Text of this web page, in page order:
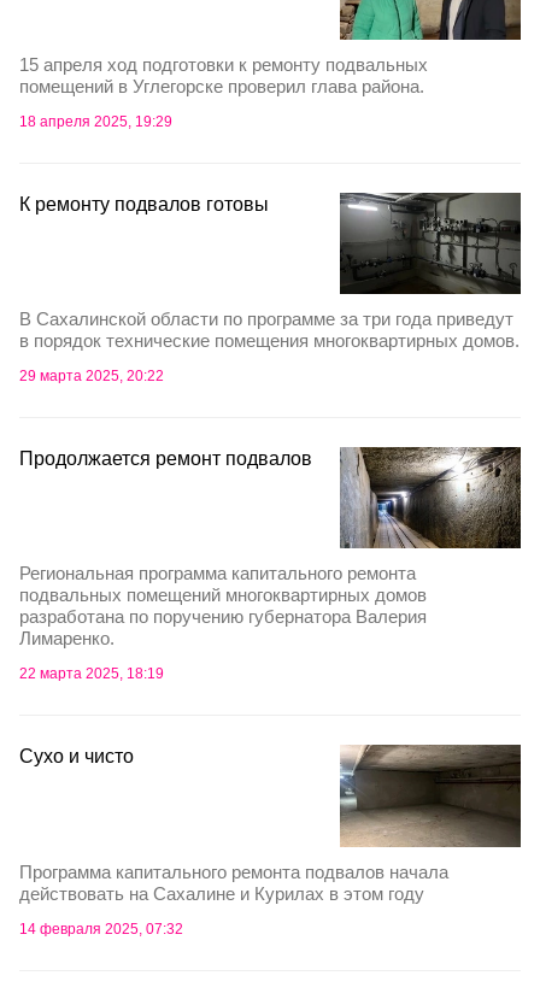
15 апреля ход подготовки к ремонту подвальных
помещений в Углегорске проверил глава района.
18 апреля 2025, 19:29
К ремонту подвалов готовы
В Сахалинской области по программе за три года приведут
в порядок технические помещения многоквартирных домов.
29 марта 2025, 20:22
Продолжается ремонт подвалов
Региональная программа капитального ремонта
подвальных помещений многоквартирных домов
разработана по поручению губернатора Валерия
Лимаренко.
22 марта 2025, 18:19
Сухо и чисто
Программа капитального ремонта подвалов начала
действовать на Сахалине и Курилах в этом году
14 февраля 2025, 07:32